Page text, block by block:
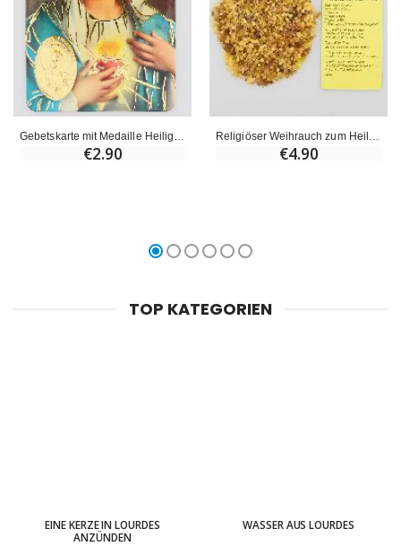
€2.90 €4.90
TOP KATEGORIEN
EINE KERZE IN LOURDES
ANZÜNDEN
WASSER AUS LOURDES